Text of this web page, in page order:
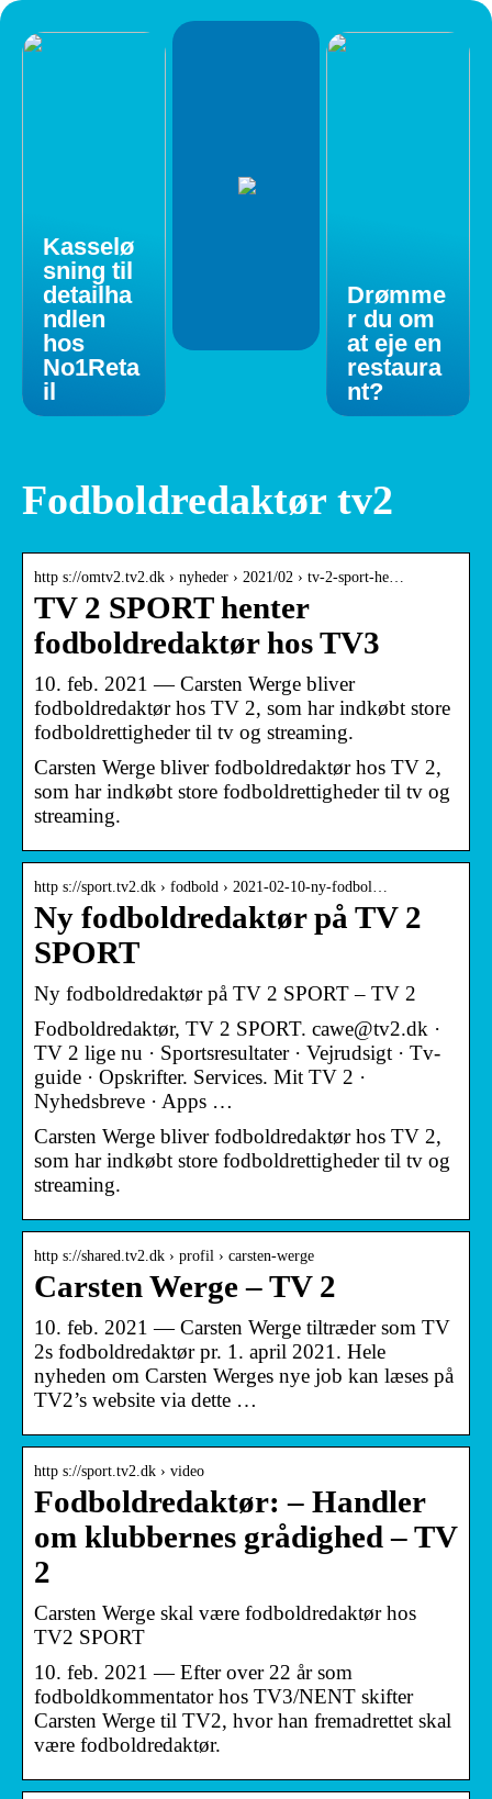
Kasselø
sning til
detailha
ndlen
hos
No1Reta
il
Drømme
r du om
at eje en
restaura
nt?
Fodboldredaktør tv2
http s://omtv2.tv2.dk › nyheder › 2021/02 › tv-2-sport-he…
TV 2 SPORT henter
fodboldredaktør hos TV3
10. feb. 2021 — Carsten Werge bliver
fodboldredaktør hos TV 2, som har indkøbt store
fodboldrettigheder til tv og streaming.
Carsten Werge bliver fodboldredaktør hos TV 2,
som har indkøbt store fodboldrettigheder til tv og
streaming.
http s://sport.tv2.dk › fodbold › 2021-02-10-ny-fodbol…
Ny fodboldredaktør på TV 2
SPORT
Ny fodboldredaktør på TV 2 SPORT – TV 2
Fodboldredaktør, TV 2 SPORT. cawe@tv2.dk ·
TV 2 lige nu · Sportsresultater · Vejrudsigt · Tv-
guide · Opskrifter. Services. Mit TV 2 ·
Nyhedsbreve · Apps …
Carsten Werge bliver fodboldredaktør hos TV 2,
som har indkøbt store fodboldrettigheder til tv og
streaming.
http s://shared.tv2.dk › profil › carsten-werge
Carsten Werge – TV 2
10. feb. 2021 — Carsten Werge tiltræder som TV
2s fodboldredaktør pr. 1. april 2021. Hele
nyheden om Carsten Werges nye job kan læses på
TV2’s website via dette …
http s://sport.tv2.dk › video
Fodboldredaktør: – Handler
om klubbernes grådighed – TV
2
Carsten Werge skal være fodboldredaktør hos
TV2 SPORT
10. feb. 2021 — Efter over 22 år som
fodboldkommentator hos TV3/NENT skifter
Carsten Werge til TV2, hvor han fremadrettet skal
være fodboldredaktør.